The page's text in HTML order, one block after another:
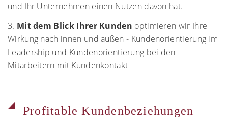
und Ihr Unternehmen einen Nutzen davon hat.
3. Mit dem Blick Ihrer Kunden optimieren wir Ihre
Wirkung nach innen und außen - Kundenorientierung im
Leadership und Kundenorientierung bei den
Mitarbeitern mit Kundenkontakt
Profitable Kundenbeziehungen